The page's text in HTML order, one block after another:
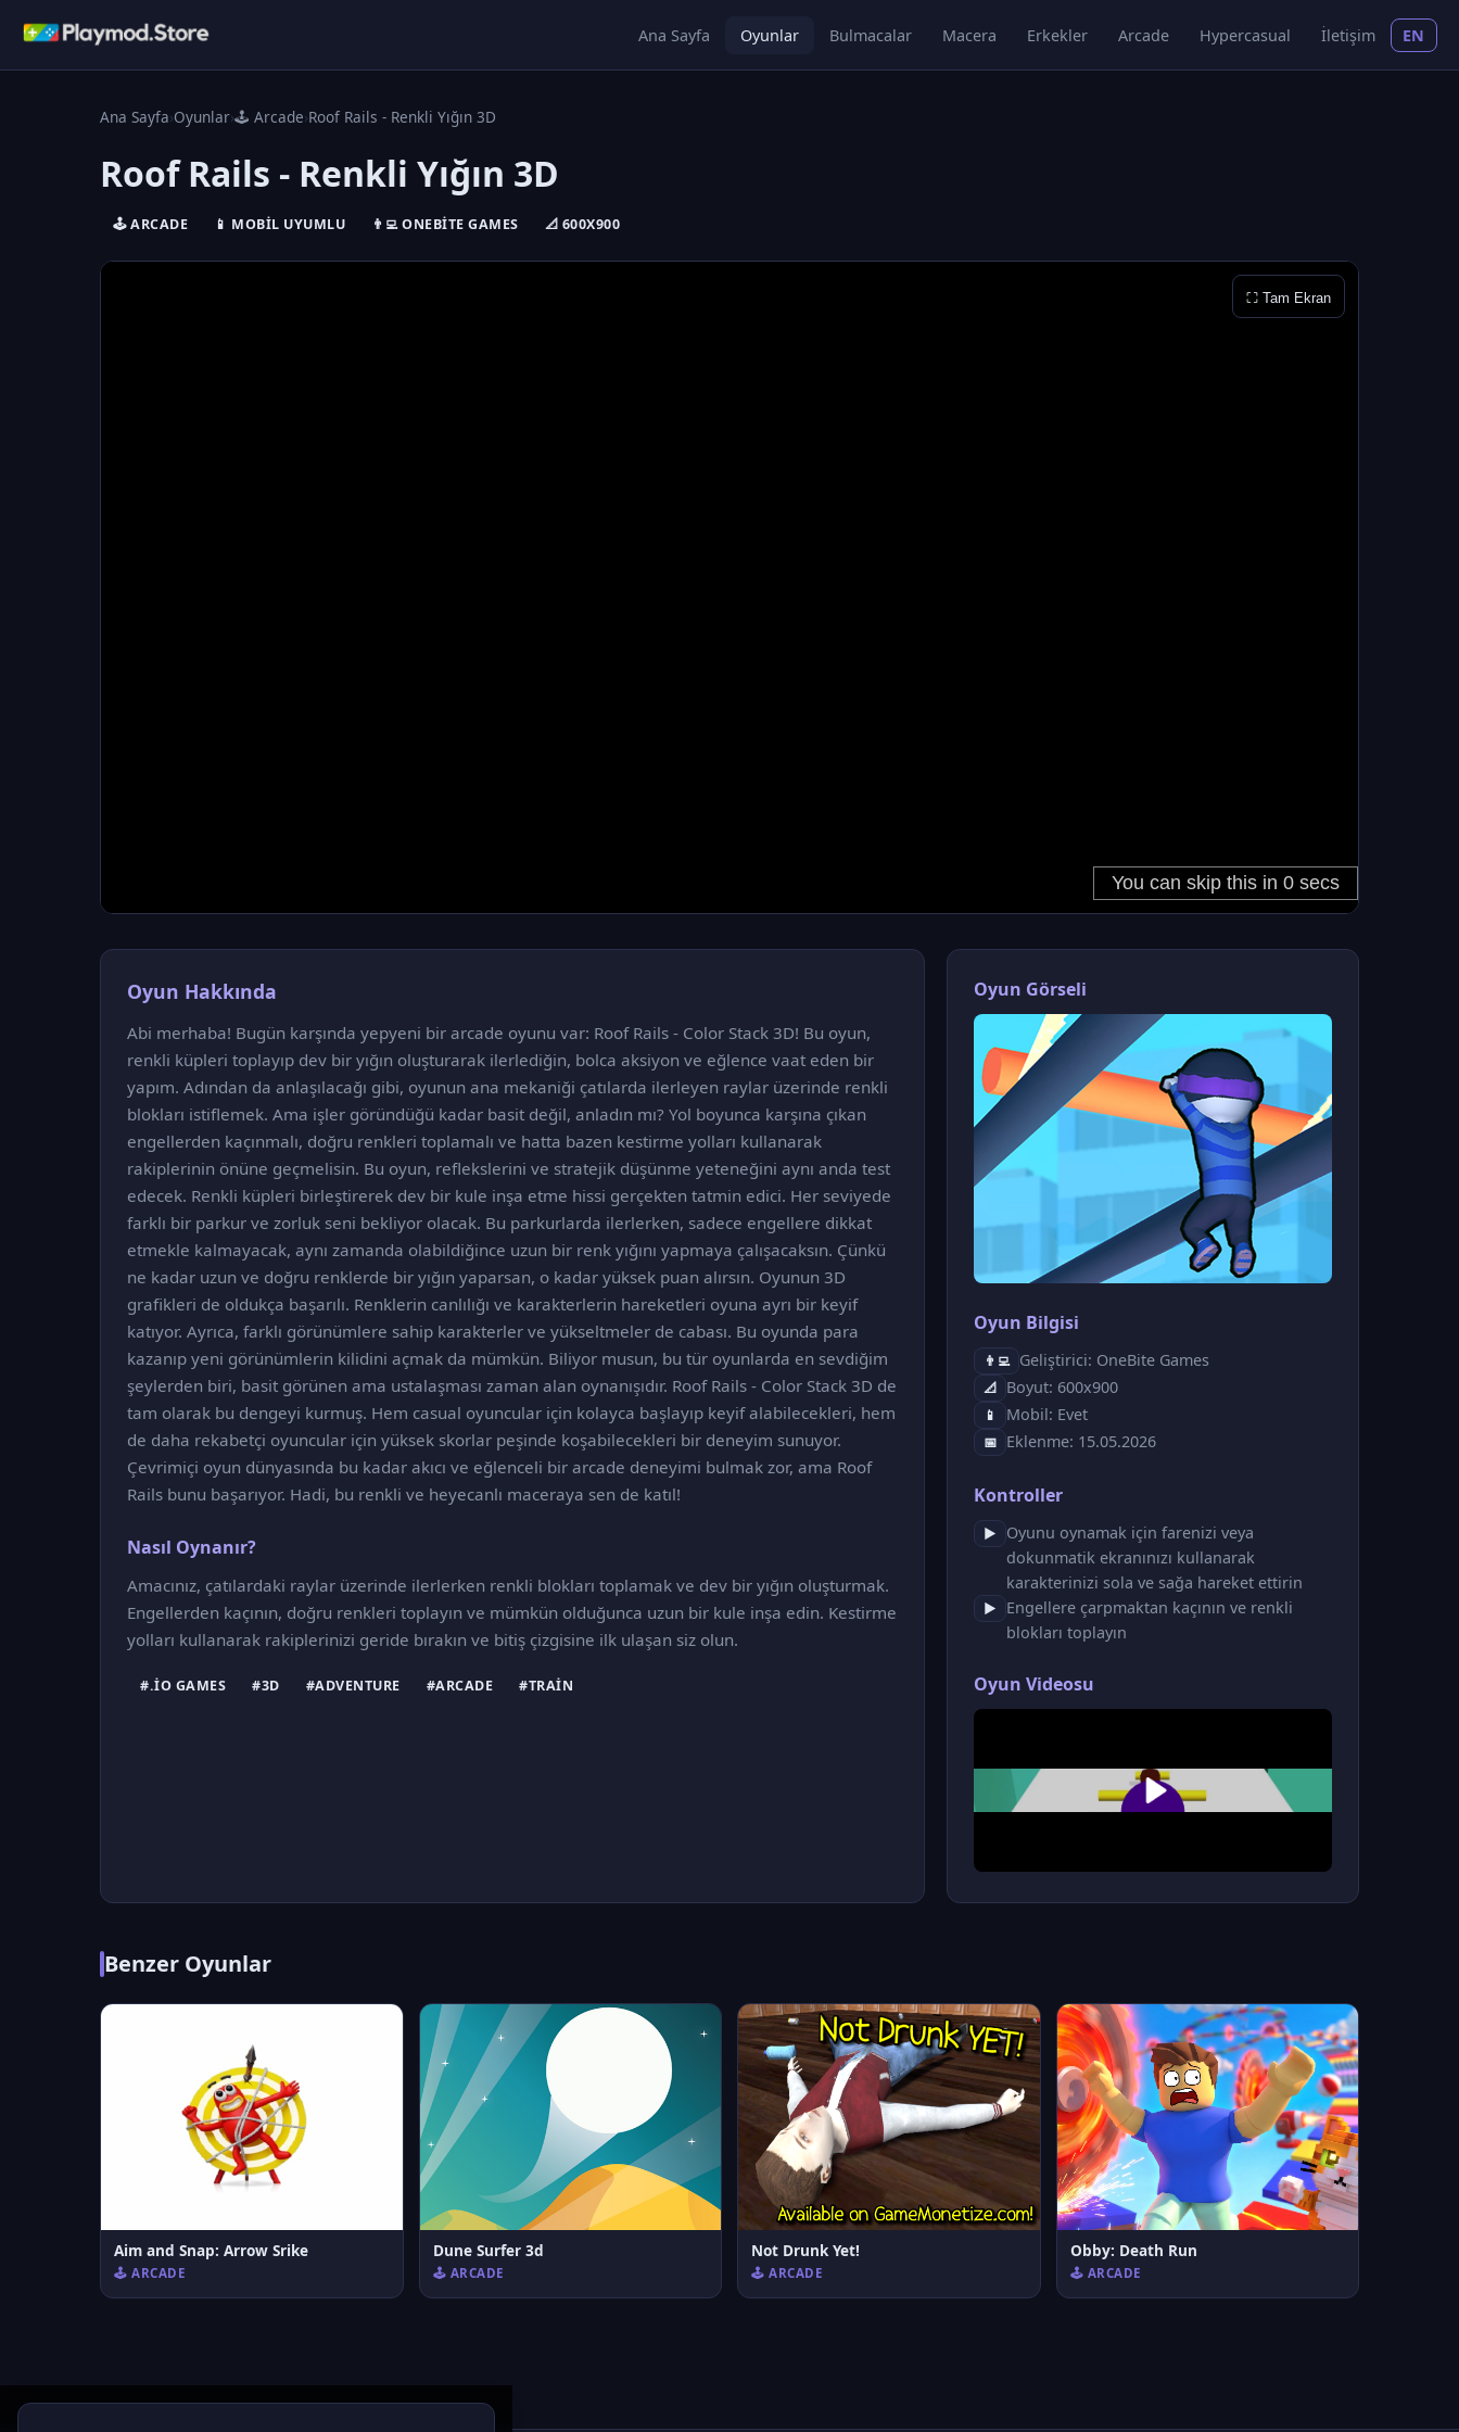
Ana Sayfa Oyunlar Bulmacalar Macera Erkekler Arcade Hypercasual İletişim EN
Ana Sayfa›Oyunlar›🕹️ Arcade›Roof Rails - Renkli Yığın 3D
Roof Rails - Renkli Yığın 3D
🕹️ ARCADE 📱 MOBIL UYUMLU 👨‍💻 ONEBITE GAMES 📐 600X900
⛶ Tam Ekran
Oyun Hakkında
Abi merhaba! Bugün karşında yepyeni bir arcade oyunu var: Roof Rails - Color Stack 3D! Bu oyun,
renkli küpleri toplayıp dev bir yığın oluşturarak ilerlediğin, bolca aksiyon ve eğlence vaat eden bir
yapım. Adından da anlaşılacağı gibi, oyunun ana mekaniği çatılarda ilerleyen raylar üzerinde renkli
blokları istiflemek. Ama işler göründüğü kadar basit değil, anladın mı? Yol boyunca karşına çıkan
engellerden kaçınmalı, doğru renkleri toplamalı ve hatta bazen kestirme yolları kullanarak
rakiplerinin önüne geçmelisin. Bu oyun, reflekslerini ve stratejik düşünme yeteneğini aynı anda test
edecek. Renkli küpleri birleştirerek dev bir kule inşa etme hissi gerçekten tatmin edici. Her seviyede
farklı bir parkur ve zorluk seni bekliyor olacak. Bu parkurlarda ilerlerken, sadece engellere dikkat
etmekle kalmayacak, aynı zamanda olabildiğince uzun bir renk yığını yapmaya çalışacaksın. Çünkü
ne kadar uzun ve doğru renklerde bir yığın yaparsan, o kadar yüksek puan alırsın. Oyunun 3D
grafikleri de oldukça başarılı. Renklerin canlılığı ve karakterlerin hareketleri oyuna ayrı bir keyif
katıyor. Ayrıca, farklı görünümlere sahip karakterler ve yükseltmeler de cabası. Bu oyunda para
kazanıp yeni görünümlerin kilidini açmak da mümkün. Biliyor musun, bu tür oyunlarda en sevdiğim
şeylerden biri, basit görünen ama ustalaşması zaman alan oynanışıdır. Roof Rails - Color Stack 3D de
tam olarak bu dengeyi kurmuş. Hem casual oyuncular için kolayca başlayıp keyif alabilecekleri, hem
de daha rekabetçi oyuncular için yüksek skorlar peşinde koşabilecekleri bir deneyim sunuyor.
Çevrimiçi oyun dünyasında bu kadar akıcı ve eğlenceli bir arcade deneyimi bulmak zor, ama Roof
Rails bunu başarıyor. Hadi, bu renkli ve heyecanlı maceraya sen de katıl!
Nasıl Oynanır?
Amacınız, çatılardaki raylar üzerinde ilerlerken renkli blokları toplamak ve dev bir yığın oluşturmak.
Engellerden kaçının, doğru renkleri toplayın ve mümkün olduğunca uzun bir kule inşa edin. Kestirme
yolları kullanarak rakiplerinizi geride bırakın ve bitiş çizgisine ilk ulaşan siz olun.
#.IO GAMES #3D #ADVENTURE #ARCADE #TRAIN
Oyun Görseli
Oyun Bilgisi
👨‍💻 Geliştirici: OneBite Games
📐 Boyut: 600x900
📱 Mobil: Evet
📅 Eklenme: 15.05.2026
Kontroller
▶
Oyunu oynamak için farenizi veya
dokunmatik ekranınızı kullanarak
karakterinizi sola ve sağa hareket ettirin
▶
Engellere çarpmaktan kaçının ve renkli
blokları toplayın
Oyun Videosu
Benzer Oyunlar
Aim and Snap: Arrow Srike
🕹️ ARCADE
Dune Surfer 3d
🕹️ ARCADE
Not Drunk Yet!
🕹️ ARCADE
Obby: Death Run
🕹️ ARCADE